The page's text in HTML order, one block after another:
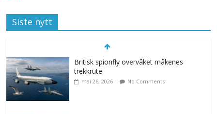
Siste nytt
Britisk spionfly overvåket måkenes
trekkrute
mai 26, 2026 No Comments